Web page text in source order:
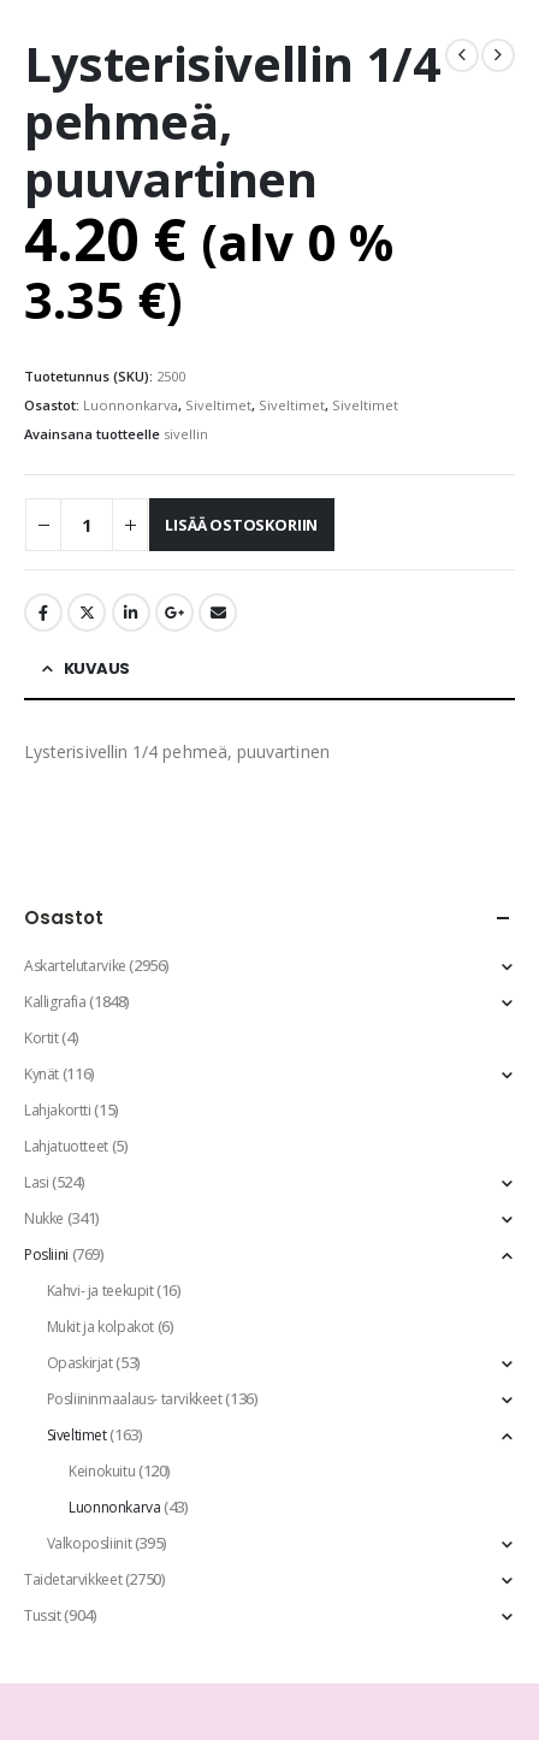
Lysterisivellin 1/4
pehmeä,
puuvartinen
4.20 € (alv 0 %
3.35 €)
Tuotetunnus (SKU): 2500
Osastot: Luonnonkarva, Siveltimet, Siveltimet, Siveltimet
Avainsana tuotteelle sivellin
LISÄÄ OSTOSKORIIN
KUVAUS
Lysterisivellin 1/4 pehmeä, puuvartinen
Osastot
Askartelutarvike(2956)
Kalligrafia(1848)
Kortit(4)
Kynät(116)
Lahjakortti(15)
Lahjatuotteet(5)
Lasi(524)
Nukke (341)
Posliini (769)
Kahvi- ja teekupit(16)
Mukit ja kolpakot(6)
Opaskirjat(53)
Posliininmaalaus- tarvikkeet(136)
Siveltimet(163)
Keinokuitu(120)
Luonnonkarva(43)
Valkoposliinit(395)
Taidetarvikkeet(2750)
Tussit(904)